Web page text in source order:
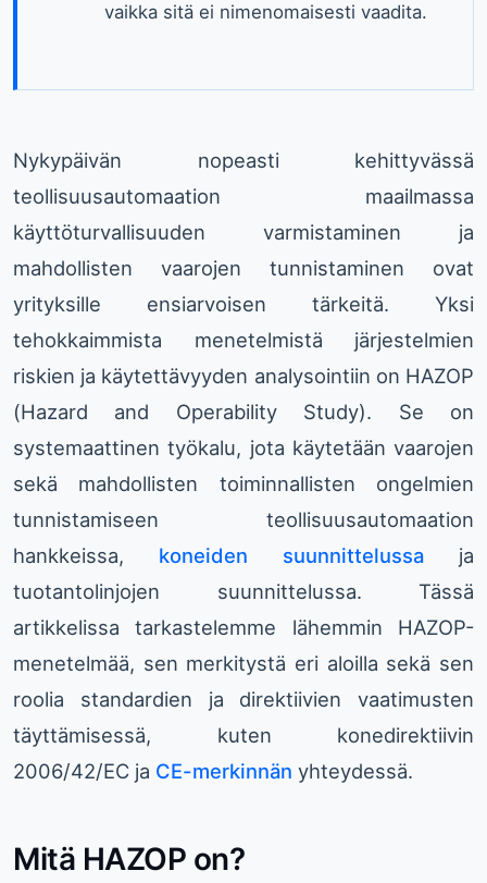
vaikka sitä ei nimenomaisesti vaadita.
Nykypäivän nopeasti kehittyvässä
teollisuusautomaation maailmassa
käyttöturvallisuuden varmistaminen ja
mahdollisten vaarojen tunnistaminen ovat
yrityksille ensiarvoisen tärkeitä. Yksi
tehokkaimmista menetelmistä järjestelmien
riskien ja käytettävyyden analysointiin on HAZOP
(Hazard and Operability Study). Se on
systemaattinen työkalu, jota käytetään vaarojen
sekä mahdollisten toiminnallisten ongelmien
tunnistamiseen teollisuusautomaation
hankkeissa, koneiden suunnittelussa ja
tuotantolinjojen suunnittelussa. Tässä
artikkelissa tarkastelemme lähemmin HAZOP-
menetelmää, sen merkitystä eri aloilla sekä sen
roolia standardien ja direktiivien vaatimusten
täyttämisessä, kuten konedirektiivin
2006/42/EC ja CE-merkinnän yhteydessä.
Mitä HAZOP on?